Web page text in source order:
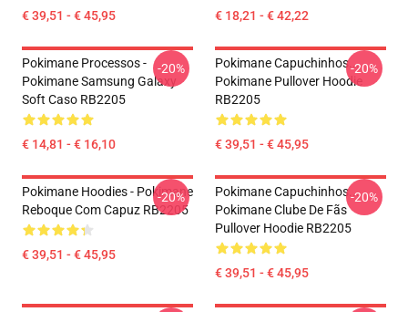
€ 39,51 - € 45,95 € 18,21 - € 42,22
Pokimane Processos -
Pokimane Samsung Galaxy
Soft Caso RB2205
€ 14,81 - € 16,10
-20%
Pokimane Capuchinhos...
Pokimane Pullover Hoodie
RB2205
€ 39,51 - € 45,95
-20%
Pokimane Hoodies - Pokimane
Reboque Com Capuz RB2205
€ 39,51 - € 45,95
-20%
Pokimane Capuchinhos...
Pokimane Clube De Fãs
Pullover Hoodie RB2205
€ 39,51 - € 45,95
-20%